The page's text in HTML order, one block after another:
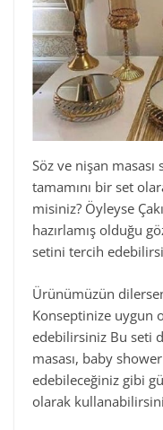
Söz ve nişan
tamamını bir set
misiniz? Öyleyse
hazırlamış olduğu
setini tercih
Ürünümüzün
Konseptinize uygun
edebilirsiniz Bu seti
masası, baby
edebileceğiniz gibi
olarak